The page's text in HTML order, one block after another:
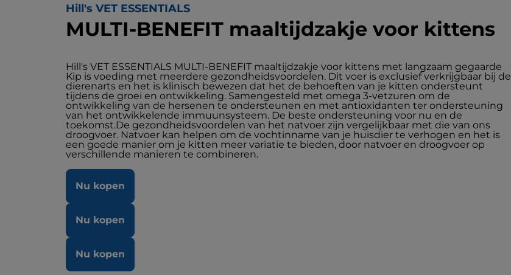
Hill's VET ESSENTIALS
MULTI-BENEFIT maaltijdzakje voor kittens
Hill's VET ESSENTIALS MULTI-BENEFIT maaltijdzakje voor kittens met langzaam gegaarde
Kip is voeding met meerdere gezondheidsvoordelen. Dit voer is exclusief verkrijgbaar bij de
dierenarts en het is klinisch bewezen dat het de behoeften van je kitten ondersteunt
tijdens de groei en ontwikkeling. Samengesteld met omega 3-vetzuren om de
ontwikkeling van de hersenen te ondersteunen en met antioxidanten ter ondersteuning
van het ontwikkelende immuunsysteem. De beste ondersteuning voor nu en de
toekomst.De gezondheidsvoordelen van het natvoer zijn vergelijkbaar met die van ons
droogvoer. Natvoer kan helpen om de vochtinname van je huisdier te verhogen en het is
een goede manier om je kitten meer variatie te bieden, door natvoer en droogvoer op
verschillende manieren te combineren.
Nu kopen
Nu kopen
Nu kopen